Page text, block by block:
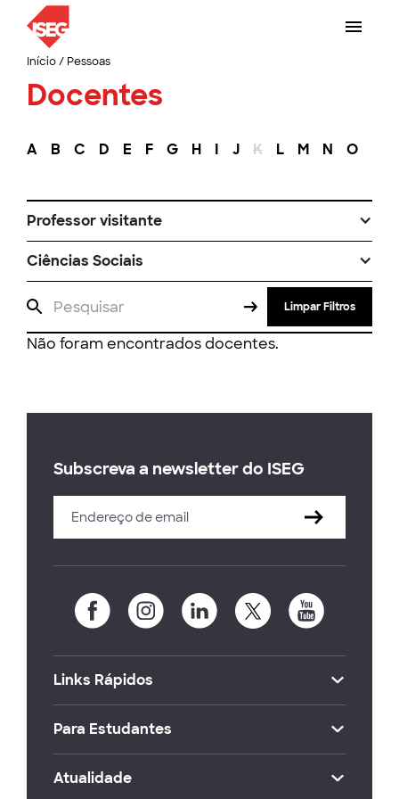
Início/ Pessoas
Docentes
A B C D E F G H I J K L M N O
Professor visitante
Ciências Sociais
Limpar Filtros
Não foram encontrados docentes.
Subscreva a newsletter do ISEG
Links Rápidos
Para Estudantes
Atualidade